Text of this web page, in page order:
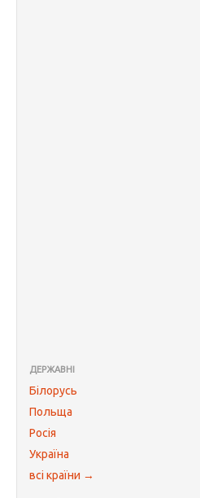
ДЕРЖАВНІ
Білорусь
Польща
Росія
Україна
всі країни →